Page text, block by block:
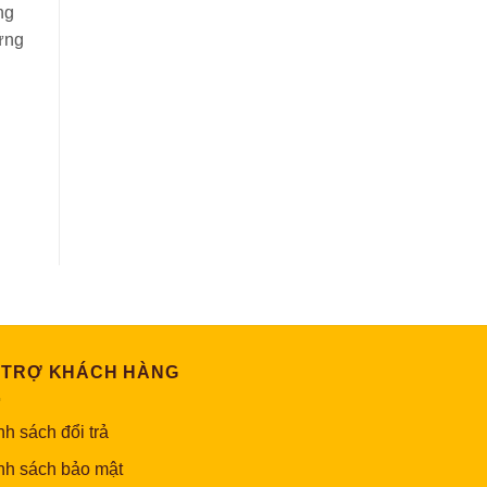
TRỢ KHÁCH HÀNG
sách đổi trả
sách bảo mật